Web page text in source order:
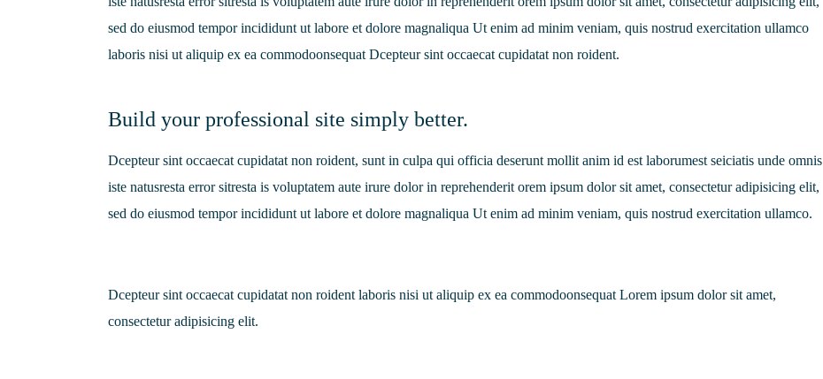
sed do eiusmod tempor incididunt ut labore et dolore magnaliqua Ut enim ad minim veniam, quis nostrud exercitation ullamco
laboris nisi ut aliquip ex ea commodoonsequat Dcepteur sint occaecat cupidatat non roident.
Build your professional site simply better.
Dcepteur sint occaecat cupidatat non roident, sunt in culpa qui officia deserunt mollit anim id est laborumest seiciatis unde omnis
iste natusresta error sitresta is voluptatem aute irure dolor in reprehenderit orem ipsum dolor sit amet, consectetur adipisicing elit,
sed do eiusmod tempor incididunt ut labore et dolore magnaliqua Ut enim ad minim veniam, quis nostrud exercitation ullamco.
Dcepteur sint occaecat cupidatat non roident laboris nisi ut aliquip ex ea commodoonsequat Lorem ipsum dolor sit amet,
consectetur adipisicing elit.